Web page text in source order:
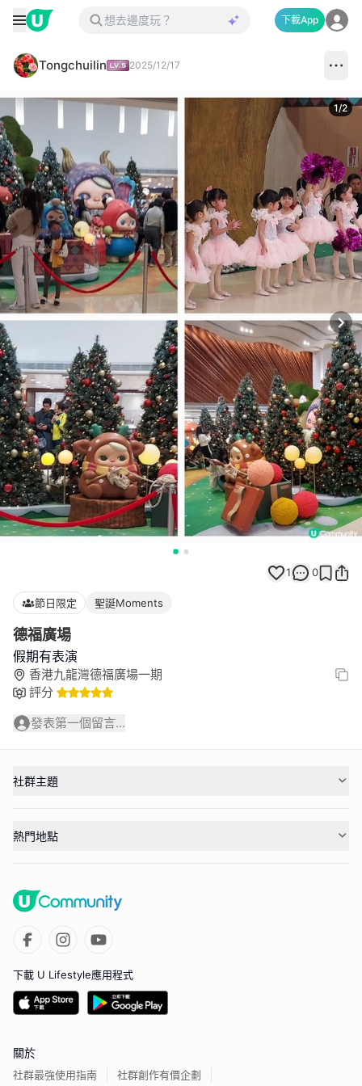
下載App
Tongchuilin 2025/12/17
1/2
1 0
節日限定 聖誕Moments
德福廣場
假期有表演
香港九龍灣德福廣場一期
評分
發表第一個留言...
社群主題
熱門地點
下載 U Lifestyle應用程式
關於
社群最強使用指南 社群創作有價企劃